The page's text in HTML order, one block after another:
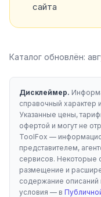
сайта
Каталог обновлён:
Дисклеймер.
справочный характер
Указанные цены,
офертой и могут не
ToolFox —
представителем,
сервисов. Некоторые
размещение и
содержание описаний
условия — в